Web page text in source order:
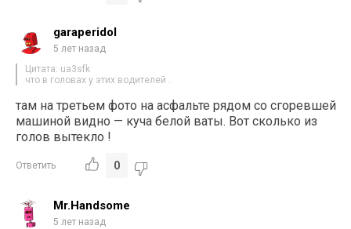
garaperidol
5 лет назад
Цитата: ua3sfk
что в головах у этих водителей .
там на третьем фото на асфальте рядом со сгоревшей
машиной видно — куча белой ваты. Вот сколько из
голов вытекло !
Ответить 0
Mr.Handsome
5 лет назад